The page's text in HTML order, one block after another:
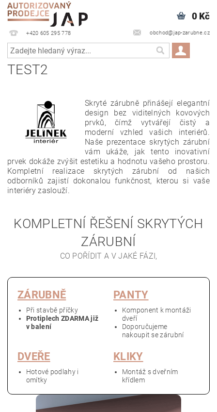
+420 605 295 778 obchod@jap-zarubne.cz
0 Kč
TEST2
Skryté zárubně přinášejí elegantní
design bez viditelných kovových
prvků, čímž vytvářejí čistý a
moderní vzhled vašich interiérů.
Naše prezentace skrytých zárubní
vám ukáže, jak tento inovativní
prvek dokáže zvýšit estetiku a hodnotu vašeho prostoru.
Kompletní realizace skrytých zárubní od našich
odborníků zajistí dokonalou funkčnost, kterou si vaše
interiéry zaslouží.
KOMPLETNÍ ŘEŠENÍ SKRYTÝCH
ZÁRUBNÍ
ZÁRUBNĚ
Při stavbě příčky
Protiplech ZDARMA již
v balení
PANTY
Komponent k montáži
dveří
Doporučujeme
nakoupit se zárubní
DVEŘE
Hotové podlahy i
omítky
KLIKY
Montáž s dveřním
křídlem